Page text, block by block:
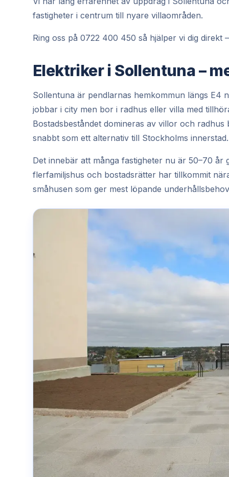
fastigheter i centrum till nyare villaområden.
Ring oss på 0722 400 450 så hjälper vi dig direkt
Elektriker i Sollentuna –
Sollentuna är pendlarnas hemkommun längs E4
jobbar i city men bor i radhus eller villa med
Bostadsbeståndet domineras av villor och
snabbt som ett alternativ till Stockholms innerstad.
Det innebär att många fastigheter nu är 50–70
flerfamiljshus och bostadsrätter har tillkommit
småhusen som ger mest löpande